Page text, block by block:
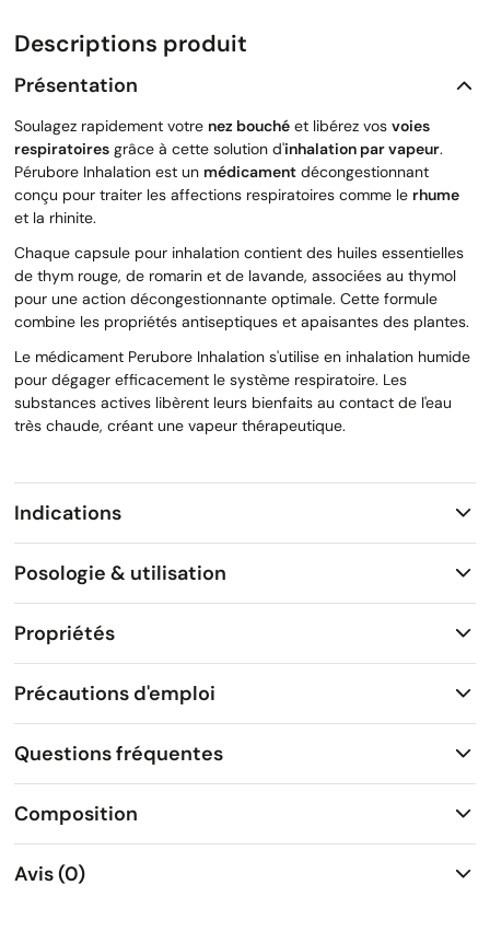
Descriptions produit
Présentation
Soulagez rapidement votre nez bouché et libérez vos voies
respiratoires grâce à cette solution d'inhalation par vapeur.
Pérubore Inhalation est un médicament décongestionnant
conçu pour traiter les affections respiratoires comme le rhume
et la rhinite.
Chaque capsule pour inhalation contient des huiles essentielles
de thym rouge, de romarin et de lavande, associées au thymol
pour une action décongestionnante optimale. Cette formule
combine les propriétés antiseptiques et apaisantes des plantes.
Le médicament Perubore Inhalation s'utilise en inhalation humide
pour dégager efficacement le système respiratoire. Les
substances actives libèrent leurs bienfaits au contact de l'eau
très chaude, créant une vapeur thérapeutique.
Indications
Posologie & utilisation
Propriétés
Précautions d'emploi
Questions fréquentes
Composition
Avis (0)